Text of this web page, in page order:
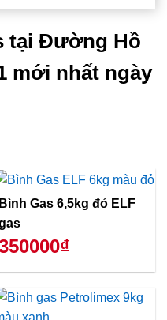
tại Đường Hồ
mới nhất ngày
Bình Gas 6,5kg đỏ ELF